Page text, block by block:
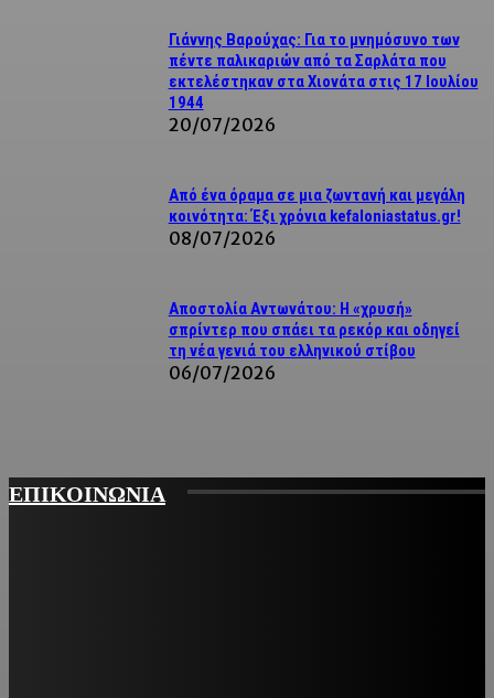
Γιάννης Βαρούχας: Για το μνημόσυνο των
πέντε παλικαριών από τα Σαρλάτα που
εκτελέστηκαν στα Χιονάτα στις 17 Ιουλίου
1944
20/07/2026
Από ένα όραμα σε μια ζωντανή και μεγάλη
κοινότητα: Έξι χρόνια kefaloniastatus.gr!
08/07/2026
Αποστολία Αντωνάτου: Η «χρυσή»
σπρίντερ που σπάει τα ρεκόρ και οδηγεί
τη νέα γενιά του ελληνικού στίβου
06/07/2026
ΕΠΙΚΟΙΝΩΝΙΑ